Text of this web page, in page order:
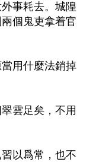
事耗去。城隍
個鬼吏拿着官
用什麼法銷掉
雲足矣，不用
以爲常，也不